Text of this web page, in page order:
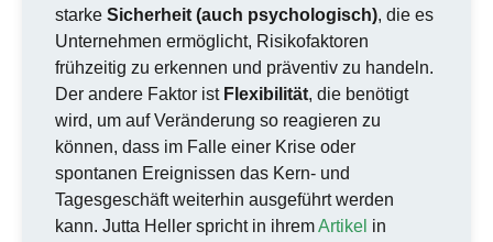
starke Sicherheit (auch psychologisch), die es
Unternehmen ermöglicht, Risikofaktoren
frühzeitig zu erkennen und präventiv zu handeln.
Der andere Faktor ist Flexibilität, die benötigt
wird, um auf Veränderung so reagieren zu
können, dass im Falle einer Krise oder
spontanen Ereignissen das Kern- und
Tagesgeschäft weiterhin ausgeführt werden
kann. Jutta Heller spricht in ihremArtikel in